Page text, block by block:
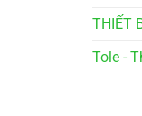
THIẾT
Tole -